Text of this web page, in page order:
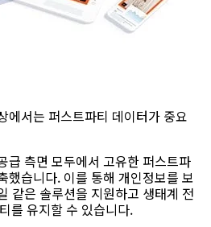
에서는 퍼스트파티 데이터가 중요
급 측면 모두에서 고유한 퍼스트파
했습니다. 이를 통해 개인정보를 보
같은 솔루션을 지원하고 생태계 전
를 유지할 수 있습니다.